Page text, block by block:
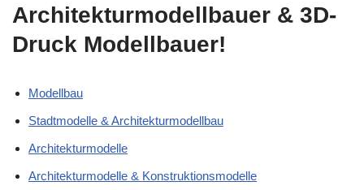
Architekturmodellbauer & 3D-
Druck Modellbauer!
Modellbau
Stadtmodelle & Architekturmodellbau
Architekturmodelle
Architekturmodelle & Konstruktionsmodelle